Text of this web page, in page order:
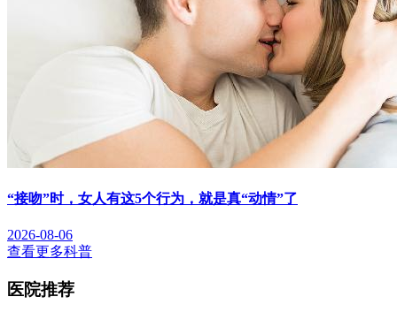
“接吻”时，女人有这5个行为，就是真“动情”了
2026-08-06
查看更多科普
医院推荐